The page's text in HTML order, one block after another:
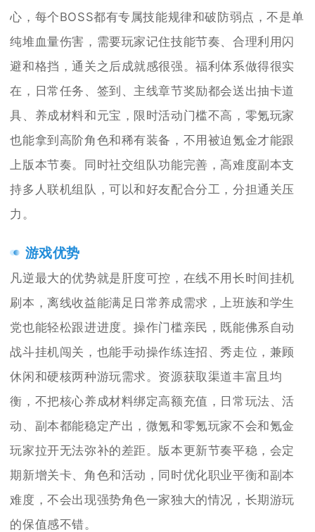
心，每个BOSS都有专属技能规律和破防弱点，不是单
纯堆血量伤害，需要玩家记住技能节奏、合理利用闪
避和格挡，通关之后成就感很强。福利体系做得很实
在，日常任务、签到、主线章节奖励都会送出抽卡道
具、养成材料和元宝，限时活动门槛不高，零氪玩家
也能拿到高阶角色和稀有装备，不用被迫氪金才能跟
上版本节奏。同时社交组队功能完善，高难度副本支
持多人联机组队，可以和好友配合分工，分担通关压
力。
游戏优势
凡逆最大的优势就是肝度可控，在线不用长时间挂机
刷本，离线收益能满足日常养成需求，上班族和学生
党也能轻松跟进进度。操作门槛亲民，既能佛系自动
战斗挂机闯关，也能手动操作练连招、秀走位，兼顾
休闲和硬核两种游玩需求。资源获取渠道丰富且均
衡，不把核心养成材料绑定高额充值，日常玩法、活
动、副本都能稳定产出，微氪和零氪玩家不会和氪金
玩家拉开无法弥补的差距。版本更新节奏平稳，会定
期新增关卡、角色和活动，同时优化职业平衡和副本
难度，不会出现强势角色一家独大的情况，长期游玩
的保值感不错。